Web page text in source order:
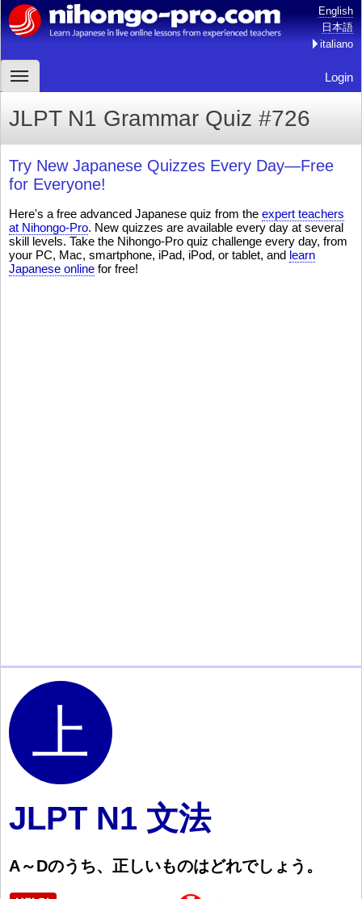
English
日本語
italiano
Login
JLPT N1 Grammar Quiz #726
Try New Japanese Quizzes Every Day—Free
for Everyone!
Here's a free advanced Japanese quiz from the expert teachers
at Nihongo-Pro. New quizzes are available every day at several
skill levels. Take the Nihongo-Pro quiz challenge every day, from
your PC, Mac, smartphone, iPad, iPod, or tablet, and learn
Japanese online for free!
JLPT N1 文法
A～Dのうち、 正しいものはどれでしょう。